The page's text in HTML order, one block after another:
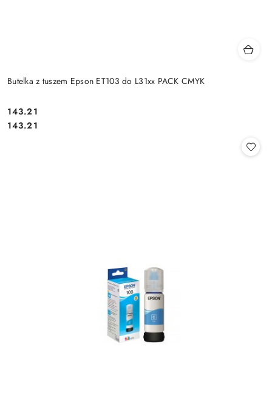
Butelka z tuszem Epson ET103 do L31xx PACK CMYK
Cena:
143.21
Cena:
143.21